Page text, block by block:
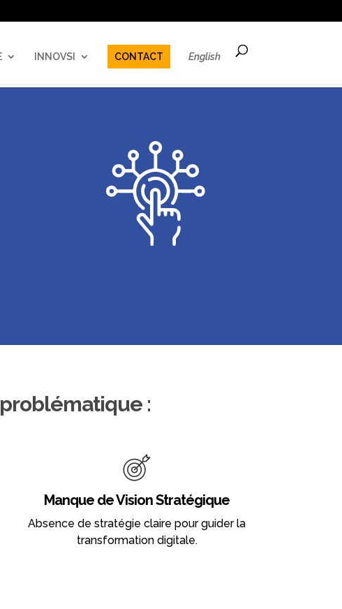
INNOVSI CONTACT English
:
Manque de Vision Stratégique
Absence de stratégie claire pour guider la
transformation digitale.